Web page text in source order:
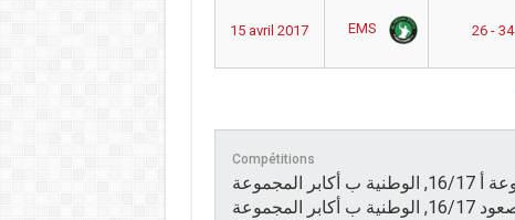
15 avril 2017 EMS 26 - 34
Compétitions
الوطنية ب أكابر المجموعة أ, الوطنية ب أكابر المجموعة أ 16/17, الوطنية ب أكابر المجموعة
ب 17/18, الوطنية ب أكابر المجموعة الصعود 16/17, الوطنية ب أكابر المجموعة Play- Off